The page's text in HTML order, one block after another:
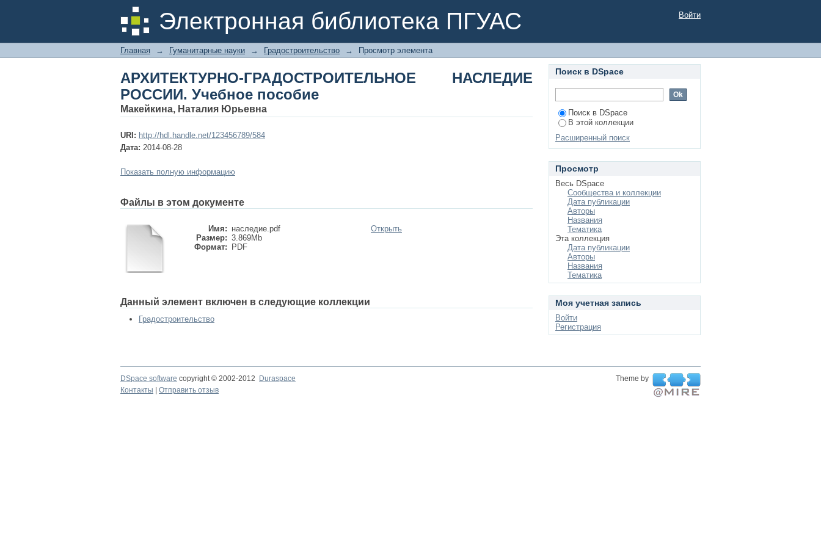
Электронная библиотека ПГУАС
АРХИТЕКТУРНО-ГРАДОСТРОИТЕЛЬНОЕ НАСЛЕДИЕ РОССИИ. Учебное
пособие
Войти
Главная → Гуманитарные науки → Градостроительство → Просмотр элемента
АРХИТЕКТУРНО-ГРАДОСТРОИТЕЛЬНОЕ НАСЛЕДИЕ
РОССИИ. Учебное пособие
Макейкина, Наталия Юрьевна
URI: http://hdl.handle.net/123456789/584
Дата: 2014-08-28
Показать полную информацию
Файлы в этом документе
Имя: наследие.pdf
Размер: 3.869Mb
Формат:
PDF
Открыть
Данный элемент включен в следующие коллекции
Градостроительство
Поиск в DSpace
Поиск в DSpace
В этой коллекции
Расширенный поиск
Просмотр
Весь DSpace
Сообщества и коллекции
Дата публикации
Авторы
Названия
Тематика
Эта коллекция
Дата публикации
Авторы
Названия
Тематика
Моя учетная запись
Войти
Регистрация
DSpace software copyright © 2002-2012 Duraspace
Theme by
Контакты
Отправить отзыв